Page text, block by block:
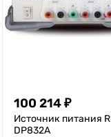
100 214₽
Источник питания
DP832A